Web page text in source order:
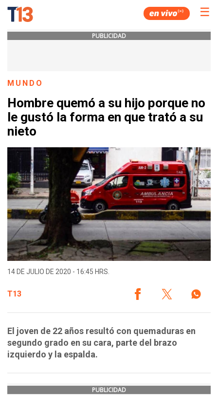
☰
PUBLICIDAD
MUNDO
Hombre quemó a su hijo porque no
le gustó la forma en que trató a su
nieto
14 DE JULIO DE 2020 - 16:45 HRS.
T13
El joven de 22 años resultó con quemaduras en
segundo grado en su cara, parte del brazo
izquierdo y la espalda.
PUBLICIDAD